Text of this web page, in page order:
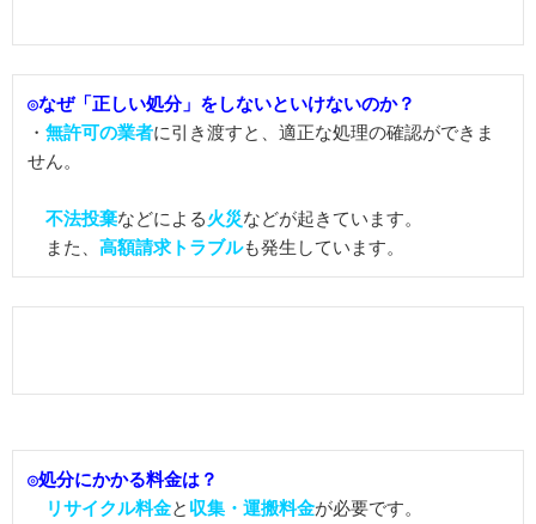
◎なぜ「正しい処分」をしないといけないのか？
・ 無許可の業者に引き渡すと、適正な処理の確認ができま
せん。
不法投棄などによる火災などが起きています。
また、 高額請求トラブル
◎処分にかかる料金は？
リサイクル料金と 収集・運搬料金が必要です。